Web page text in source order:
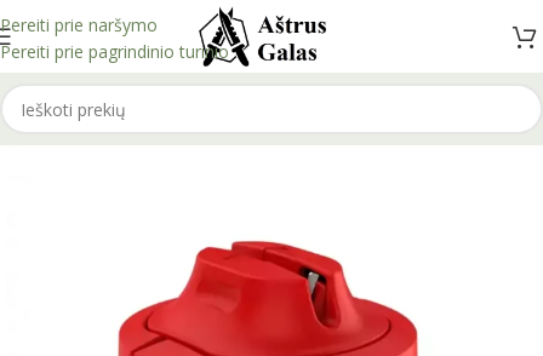
Pereiti prie naršymo
Pereiti prie pagrindinio turinio